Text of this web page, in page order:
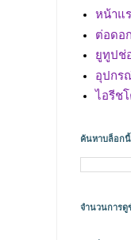
หน้าแ
ต่อดอ
ยูทูปช่
อุปกร
ไอรีช
ค้นหาบล็อกนี้
จำนวนการดู